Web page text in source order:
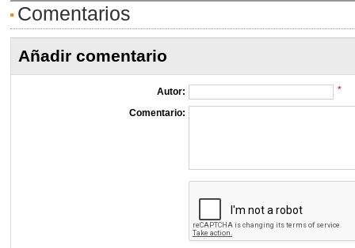
Comentarios
Añadir comentario
Autor: *
Comentario: